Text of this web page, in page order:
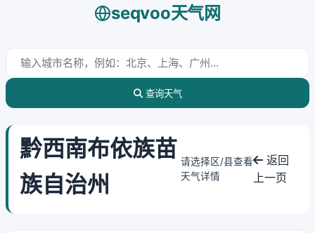
seqvoo天气网
查询天气
黔西南布依族苗
族自治州
请选择区/县查看
天气详情
返回
上一页